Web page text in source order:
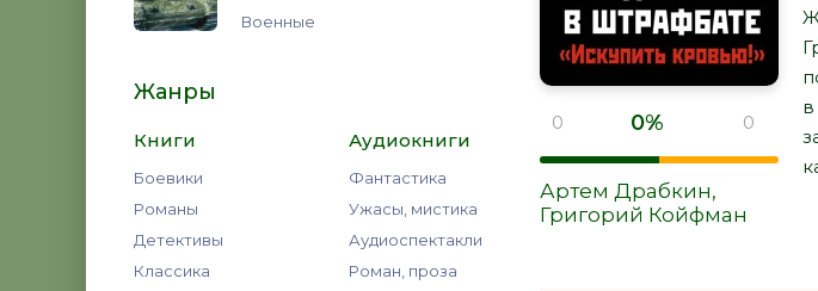
Военные
Жанры
Книги
Боевики
Романы
Детективы
Классика
Аудиокниги
Фантастика
Ужасы, мистика
Аудиоспектакли
Роман, проза
0 0% 0
Артем Драбкин,
Григорий Койфман